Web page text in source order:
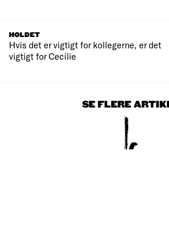
HOLDET
Hvis det er vigtigt for kollegerne, er det
vigtigt for Cecilie
SE FLERE